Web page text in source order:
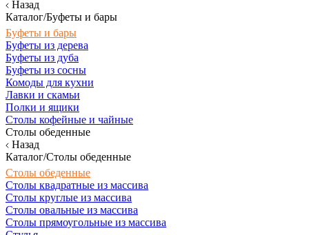
Назад
Каталог/Буфеты и бары
Буфеты и бары
Буфеты из дерева
Буфеты из дуба
Буфеты из сосны
Комоды для кухни
Лавки и скамьи
Полки и ящики
Столы кофейные и чайные
Столы обеденные
Назад
Каталог/Столы обеденные
Столы обеденные
Столы квадратные из массива
Столы круглые из массива
Столы овальные из массива
Столы прямоугольные из массива